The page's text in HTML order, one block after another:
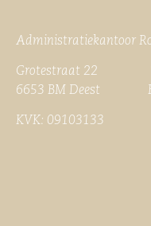
Administratiekantoor
Grotestraat 22
6653 BM Deest
KVK: 09103133